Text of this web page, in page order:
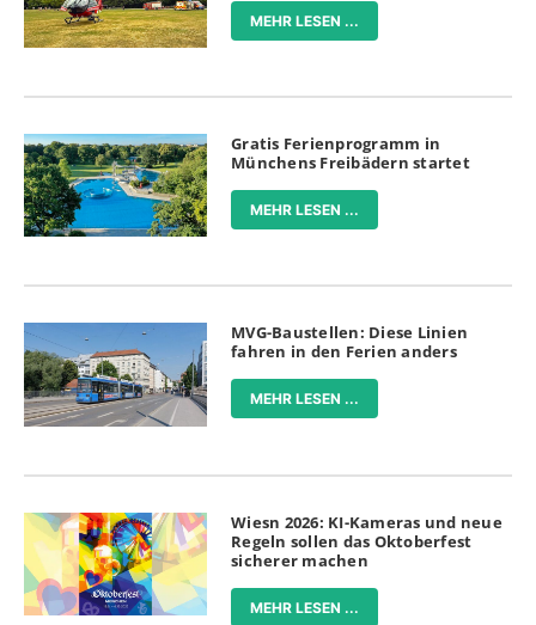
MEHR LESEN ...
Gratis Ferienprogramm in
Münchens Freibädern startet
MEHR LESEN ...
MVG-Baustellen: Diese Linien
fahren in den Ferien anders
MEHR LESEN ...
Wiesn 2026: KI-Kameras und neue
Regeln sollen das Oktoberfest
sicherer machen
MEHR LESEN ...